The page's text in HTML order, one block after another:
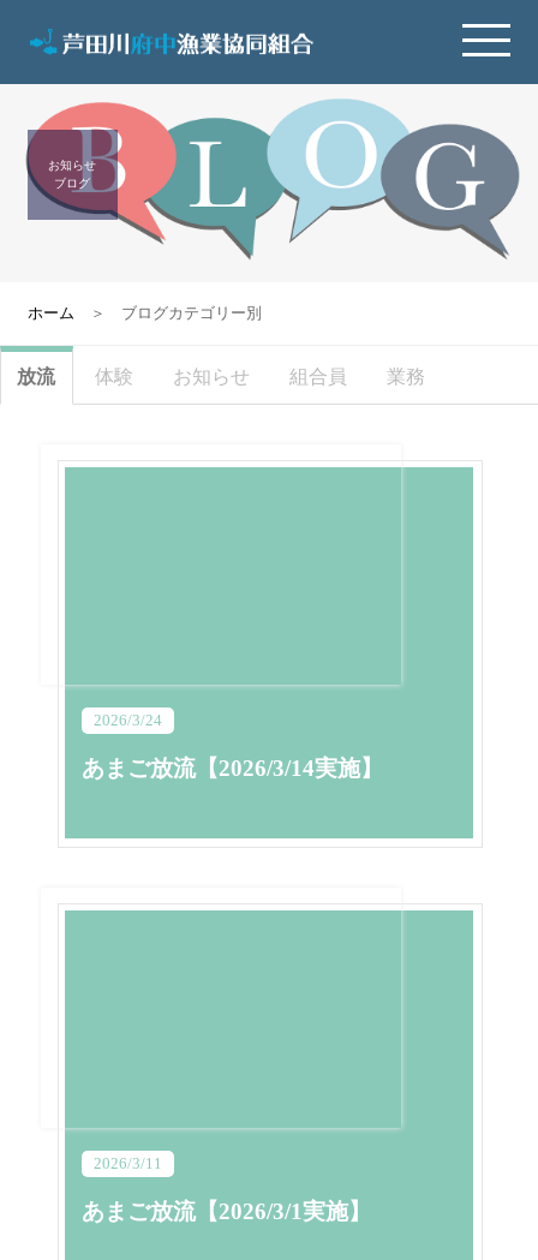
お知らせ
ブログ
ホーム ＞ ブログカテゴリー別
放流 体験 お知らせ 組合員 業務
2026/3/24
あまご放流【2026/3/14実施】
2026/3/11
あまご放流【2026/3/1実施】